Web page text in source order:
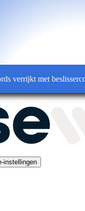
met beslissercontext
instellingen